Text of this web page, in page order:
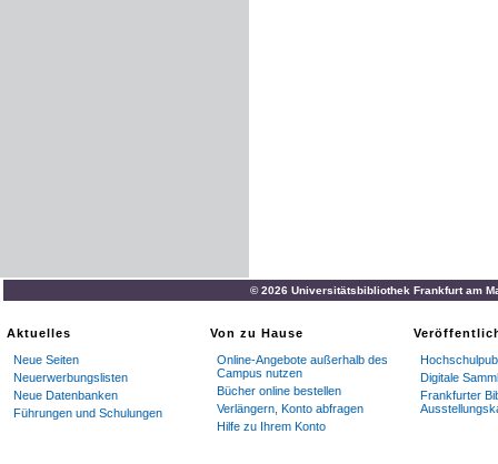
© 2026 Universitätsbibliothek Frankfurt am
Aktuelles
Neue Seiten
Neuerwerbungslisten
Neue Datenbanken
Führungen und Schulungen
Von zu Hause
Online-Angebote außerhalb des
Campus nutzen
Bücher online bestellen
Verlängern, Konto abfragen
Hilfe zu Ihrem Konto
Digitale
Frankfurter